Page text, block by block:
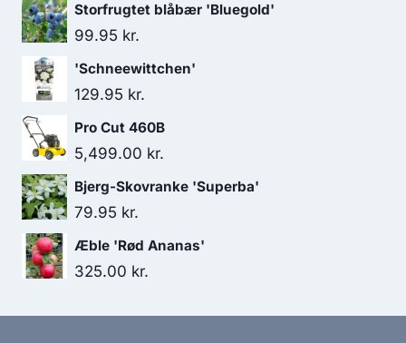
Storfrugtet blåbær 'Bluegold'
99.95 kr.
'Schneewittchen'
129.95 kr.
Pro Cut 460B
5,499.00 kr.
Bjerg-Skovranke 'Superba'
79.95 kr.
Æble 'Rød Ananas'
325.00 kr.